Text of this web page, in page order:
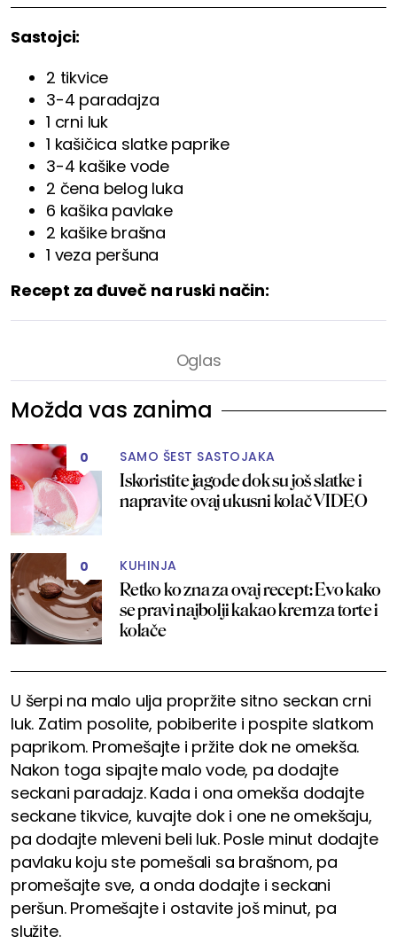
Sastojci:
2 tikvice
3-4 paradajza
1 crni luk
1 kašičica slatke paprike
3-4 kašike vode
2 čena belog luka
6 kašika pavlake
2 kašike brašna
1 veza peršuna
Recept za đuveč na ruski način:
Možda vas zanima
0 SAMO ŠEST SASTOJAKA
Iskoristite jagode dok su još slatke i
napravite ovaj ukusni kolač VIDEO
0 KUHINJA
Retko ko zna za ovaj recept: Evo kako
se pravi najbolji kakao krem za torte i
kolače
U šerpi na malo ulja propržite sitno seckan crni
luk. Zatim posolite, pobiberite i pospite slatkom
paprikom. Promešajte i pržite dok ne omekša.
Nakon toga sipajte malo vode, pa dodajte
seckani paradajz. Kada i ona omekša dodajte
seckane tikvice, kuvajte dok i one ne omekšaju,
pa dodajte mleveni beli luk. Posle minut dodajte
pavlaku koju ste pomešali sa brašnom, pa
promešajte sve, a onda dodajte i seckani
peršun. Promešajte i ostavite još minut, pa
služite.